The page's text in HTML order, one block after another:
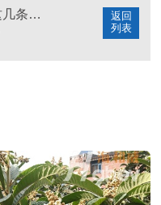
返回
列表
水溶肥品牌好不好，这几条说了算